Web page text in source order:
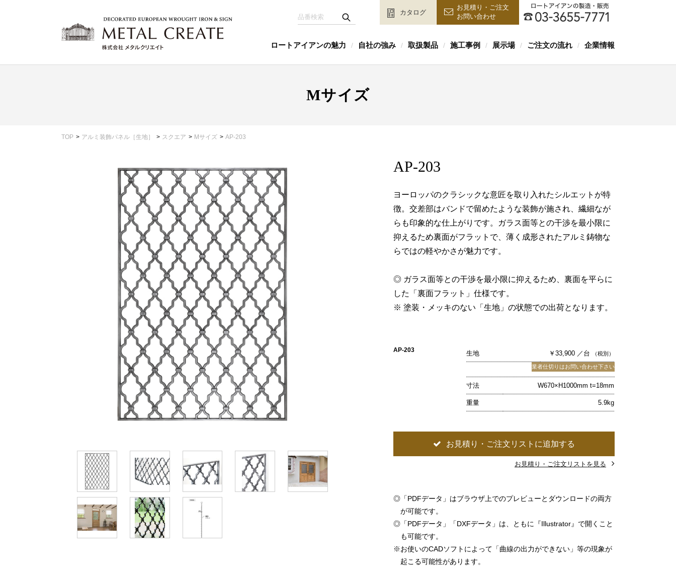
カタログ
お見積り・ご注文
お問い合わせ
ロートアイアンの魅力 / 自社の強み / 取扱製品 / 施工事例 / 展示場 / ご注文の流れ / 企業情報
Mサイズ
TOP アルミ装飾パネル［生地］ スクエア Mサイズ AP-203
AP-203
ヨーロッパのクラシックな意匠を取り入れたシルエットが特
徴。交差部はバンドで留めたような装飾が施され、繊細なが
らも印象的な仕上がりです。ガラス面等との干渉を最小限に
抑えるため裏面がフラットで、薄く成形されたアルミ鋳物な
らではの軽やかさが魅力です。
◎ ガラス面等との干渉を最小限に抑えるため、裏面を平らに
した「裏面フラット」仕様です。
※ 塗装・メッキのない「生地」の状態での出荷となります。
AP-203 生地 ￥33,900 ／台 （税別）
業者仕切りはお問い合わせ下さい
寸法 W670×H1000mm t=18mm
重量 5.9kg
お見積り・ご注文リストに追加する
お見積り・ご注文リストを見る
◎ 「PDFデータ」はブラウザ上でのプレビューとダウンロードの両方
が可能です。
◎ 「PDFデータ」「DXFデータ」は、ともに『Illustrator』で開くこと
も可能です。
※お使いのCADソフトによって「曲線の出力ができない」等の現象が
起こる可能性があります。